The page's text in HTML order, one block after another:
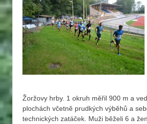
Žoržovy hrby. 1 okruh měřil 900 m a
plochách včetně prudkých výběhů a
technických zatáček. Muži běželi 6 a